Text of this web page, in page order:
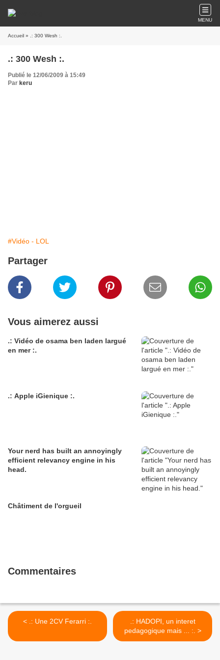
MENU
Accueil » .: 300 Wesh :.
.: 300 Wesh :.
Publié le 12/06/2009 à 15:49
Par keru
#Vidéo - LOL
Partager
Vous aimerez aussi
.: Vidéo de osama ben laden largué
en mer :.
.: Apple iGienique :.
Your nerd has built an annoyingly
efficient relevancy engine in his
head.
Châtiment de l'orgueil
Commentaires
< .: Une 2CV Ferarri :.
.: HADOPI, un interet
pedagogique mais ... :. >